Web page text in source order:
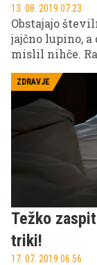
13. 08. 2019 07.23
Obstajajo
jajčno lupino,
mislil nihče.
avtodele.
ZDRAVJE
Težko
triki!
17. 07. 2019 06.56